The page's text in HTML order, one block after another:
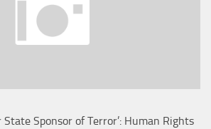
State Sponsor of Terror’: Human Rights